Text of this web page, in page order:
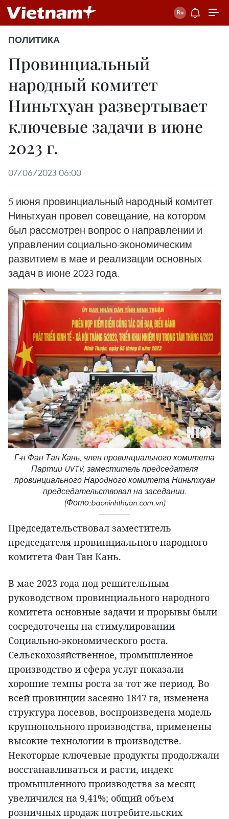
ПОЛИТИКА
Провинциальный
народный комитет
Ниньтхуан развертывает
ключевые задачи в июне
2023 г.
07/06/2023 06:00
5 июня провинциальный народный комитет
Ниньтхуан провел совещание, на котором
был рассмотрен вопрос о направлении и
управлении социально-экономическим
развитием в мае и реализации основных
задач в июне 2023 года.
Г-н Фан Тан Кань, член провинциального комитета
Партии UVTV, заместитель председателя
провинциального Народного комитета Ниньтхуан
председательствовал на заседании.
(Фото:baoninhthuan.com.vn)
Председательствовал заместитель
председателя провинциального народного
комитета Фан Тан Кань.
В мае 2023 года под решительным
руководством провинциального народного
комитета основные задачи и прорывы были
сосредоточены на стимулировании
Социально-экономического роста.
Сельскохозяйственное, промышленное
производство и сфера услуг показали
хорошие темпы роста за тот же период. Во
всей провинции засеяно 1847 га, изменена
структура посевов, воспроизведена модель
крупнопольного производства, применены
высокие технологии в производстве.
Некоторые ключевые продукты продолжали
восстанавливаться и расти, индекс
промышленного производства за месяц
увеличился на 9,41%; общий объем
розничных продаж потребительских